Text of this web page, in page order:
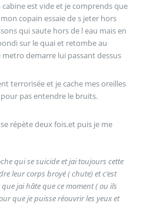
est vide et je comprends que
copain essaie de s jeter hors
qui saute hors de l eau mais en
sur le quai et retombe au
demarre lui passant dessus
terrorisée et je cache mes oreilles
pas entendre le bruits.
répète deux fois.et puis je me
qui se suicide et jai toujours cette
leur corps broyé ( chute) et c’est
jai hâte que ce moment ( ou ils
que je puisse réouvrir les yeux et